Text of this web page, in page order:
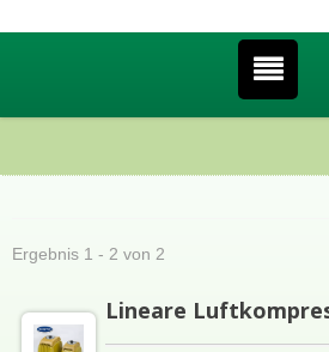
Ergebnis 1 - 2 von 2
Lineare